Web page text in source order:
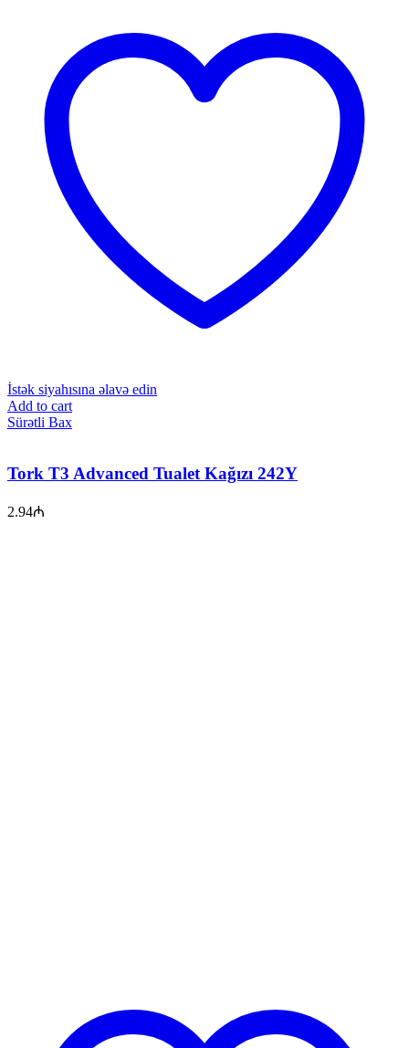
İstək siyahısına əlavə edin
Add to cart
Sürətli Bax
Tork T3 Advanced Tualet Kağızı 242Y
2.94₼